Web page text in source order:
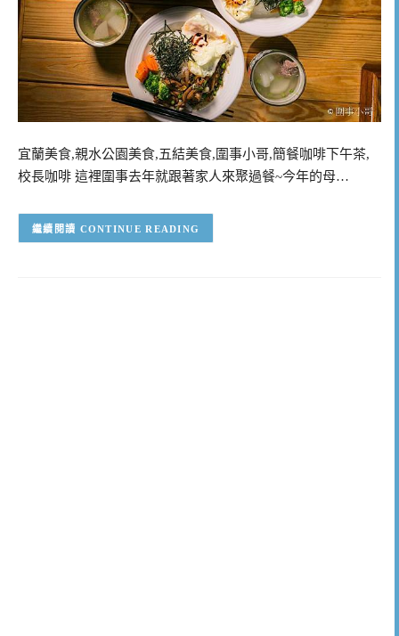
宜蘭美食,親水公園美食,五結美食,圍事小哥,簡餐咖啡下午茶,
校長咖啡 這裡圍事去年就跟著家人來聚過餐~今年的母…
CONTINUE READING